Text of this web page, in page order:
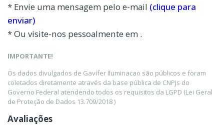
* Envie uma mensagem pelo e-mail (clique para
enviar)
* Ou visite-nos pessoalmente em .
IMPORTANTE!
Os dados divulgados de Gavifer Iluminacao são públicos e foram
coletados diretamente através da base pública de CNPJs do
Governo Federal atendendo todos os requisitos da LGPD (Lei Geral
de Proteção de Dados 13.709/2018 )
Avaliações